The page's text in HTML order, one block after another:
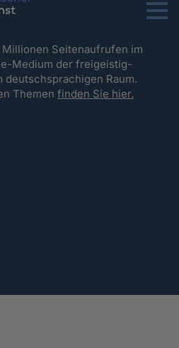
Menu
Seitenaufrufen im
Medium der freigeistig-
deutschsprachigen Raum.
Themenfinden Sie hier.